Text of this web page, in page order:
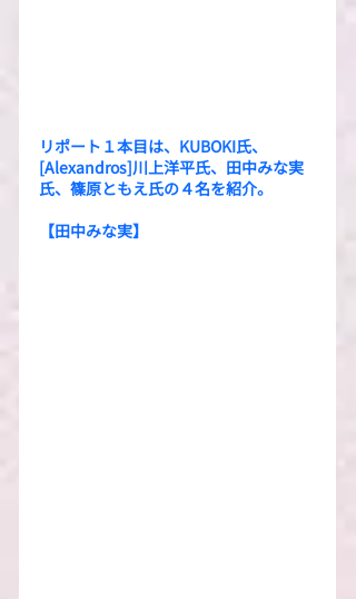
リポート１本目は、KUBOKI氏、
[Alexandros]川上洋平氏、田中みな実
氏、篠原ともえ氏の４名を紹介。
【田中みな実】